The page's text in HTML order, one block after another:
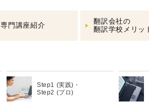
専門講座紹介
翻訳会社の
翻訳学校メリッ
Step1 (実践)・
Step2 (プロ)